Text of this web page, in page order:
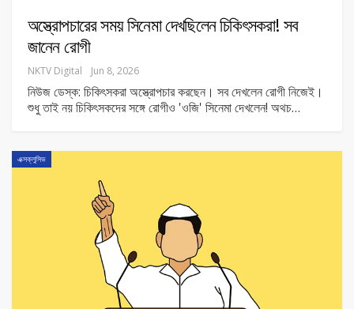
অস্ত্রোপচারের সময় সিনেমা দেখছিলেন চিকিৎসকরা! সব
জানেন রোগী
NKTV Digital Jun 8, 2026
নিউজ ডেস্ক: চিকিৎসকরা অস্ত্রোপচার করছেন। সব দেখলেন রোগী নিজেই।
শুধু তাই নয় চিকিৎসকদের সঙ্গে রোগীও 'ওজি' সিনেমা দেখলেন! অথচ…
এক্সক্লুসিভ